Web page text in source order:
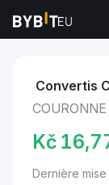
Marchés
Convertis
Kč
Dernière